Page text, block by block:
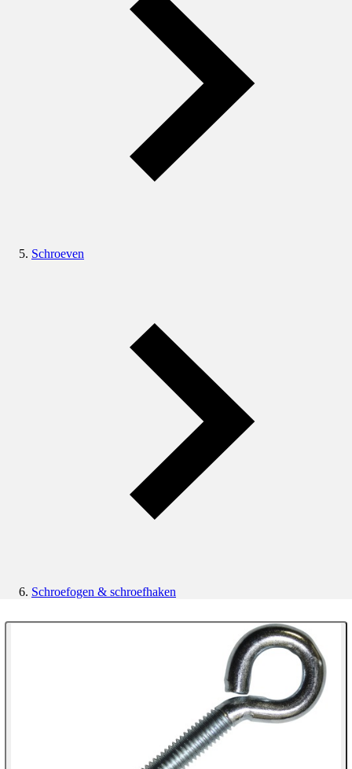
Schroeven
Schroefogen & schroefhaken